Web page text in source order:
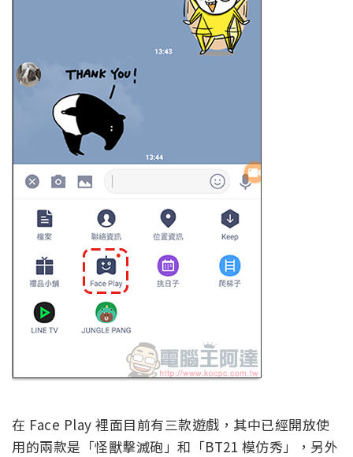
在 Face Play 裡面目前有三款遊戲，其中已經開放使
用的兩款是「怪獸擊滅砲」和「BT21 模仿秀」，另外